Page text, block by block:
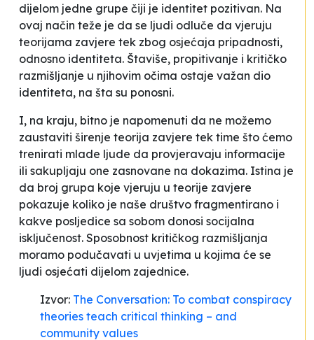
dijelom jedne grupe čiji je identitet pozitivan. Na
ovaj način teže je da se ljudi odluče da vjeruju
teorijama zavjere tek zbog osjećaja pripadnosti,
odnosno identiteta. Štaviše, propitivanje i kritičko
razmišljanje u njihovim očima ostaje važan dio
identiteta, na šta su ponosni.
I, na kraju, bitno je napomenuti da ne možemo
zaustaviti širenje teorija zavjere tek time što ćemo
trenirati mlade ljude da provjeravaju informacije
ili sakupljaju one zasnovane na dokazima. Istina je
da broj grupa koje vjeruju u teorije zavjere
pokazuje koliko je naše društvo fragmentirano i
kakve posljedice sa sobom donosi socijalna
isključenost. Sposobnost kritičkog razmišljanja
moramo podučavati u uvjetima u kojima će se
ljudi osjećati dijelom zajednice.
Izvor: The Conversation: To combat conspiracy
theories teach critical thinking – and
community values